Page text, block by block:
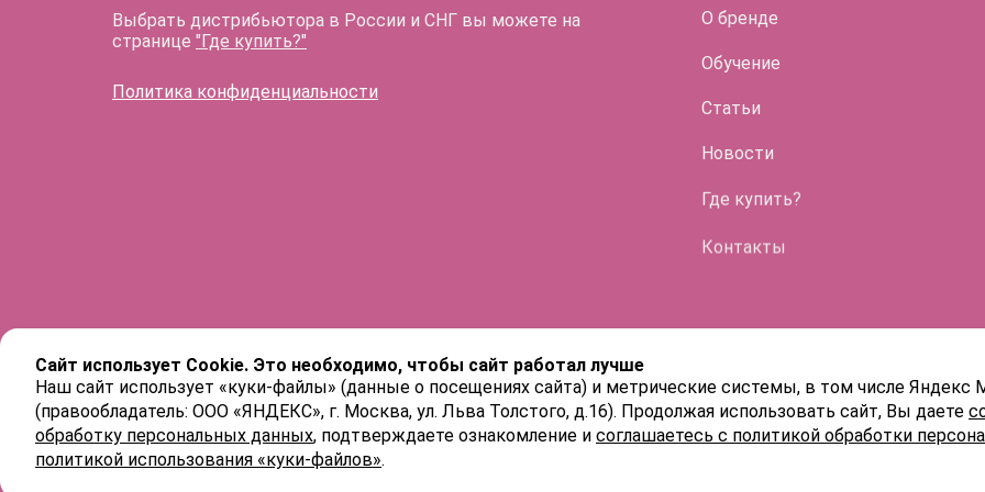
Выбрать дистрибьютора в России и СНГ вы можете на
странице "Где купить?"
Политика конфиденциальности
О бренде
Обучение
Статьи
Новости
Где купить?
Контакты
Сайт использует Cookie. Это необходимо, чтобы сайт работал лучше
Наш сайт использует «куки-файлы» (данные о посещениях сайта) и метрические системы, в том числе Яндекс
(правообладатель: ООО «ЯНДЕКС», г. Москва, ул. Льва Толстого, д.16). Продолжая использовать сайт, Вы даете
обработку персональных данных, подтверждаете ознакомление и соглашаетесь с политикой обработки
политикой использования «куки-файлов».